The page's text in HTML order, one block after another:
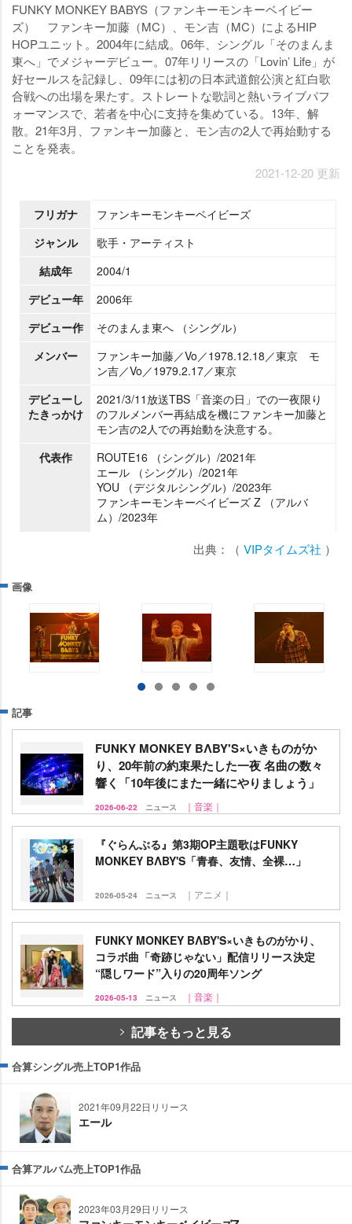
FUNKY MONKEY BABYS（ファンキーモンキーベイビー
ズ） ファンキー加藤（MC）、モン吉（MC）によるHIP
HOPユニット。2004年に結成。06年、シングル「そのまんま
東へ」でメジャーデビュー。07年リリースの「Lovin’ Life」が
好セールスを記録し、09年には初の日本武道館公演と紅白歌
合戦への出場を果たす。ストレートな歌詞と熱いライブパフ
ォーマンスで、若者を中心に支持を集めている。13年、解
散。21年3月、ファンキー加藤と、モン吉の2人で再始動する
ことを発表。
2021-12-20 更新
フリガナ
ファンキーモンキーベイビーズ
ジャンル
歌手・アーティスト
結成年
2004/1
デビュー年
2006年
デビュー作
そのまんま東へ （シングル）
メンバー
ファンキー加藤／Vo／1978.12.18／東京 モ
ン吉／Vo／1979.2.17／東京
デビューし
たきっかけ
2021/3/11放送TBS「音楽の日」での一夜限り
のフルメンバー再結成を機にファンキー加藤と
モン吉の2人での再始動を決意する。
代表作
ROUTE16 （シングル）/2021年
エール （シングル）/2021年
YOU （デジタルシングル）/2023年
ファンキーモンキーベイビーズ Z （アルバ
ム）/2023年
出典：（ VIPタイムズ社 ）
画像
記事
FUNKY MONKEY BΛBY'S×いきものがか
り、20年前の約束果たした一夜 名曲の数々
響く「10年後にまた一緒にやりましょう」
2026-06-22 ニュース ｜音楽｜
『ぐらんぶる』第3期OP主題歌はFUNKY
MONKEY BΛBY'S「青春、友情、全裸…」
2026-05-24 ニュース ｜アニメ｜
FUNKY MONKEY BΛBY'S×いきものがかり、
コラボ曲「奇跡じゃない」配信リリース決定
“隠しワード”入りの20周年ソング
2026-05-13 ニュース ｜音楽｜
記事をもっと見る
合算シングル売上TOP1作品
2021年09月22日リリース
エール
合算アルバム売上TOP1作品
2023年03月29日リリース